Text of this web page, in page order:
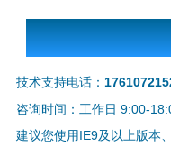
技术支持电话：
咨询时间：工作日 9:00-
建议您使用IE9及以上版本